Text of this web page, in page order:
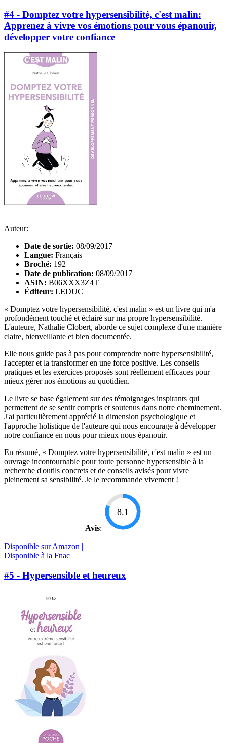
#4 - Domptez votre hypersensibilité, c'est malin:
Apprenez à vivre vos émotions pour vous épanouir,
développer votre confiance
Auteur:
Date de sortie: 08/09/2017
Langue: Français
Broché: 192
Date de publication: 08/09/2017
ASIN: B06XXX3Z4T
Éditeur: LEDUC
« Domptez votre hypersensibilité, c'est malin » est un livre qui m'a
profondément touché et éclairé sur ma propre hypersensibilité.
L'auteure, Nathalie Clobert, aborde ce sujet complexe d'une manière
claire, bienveillante et bien documentée.
Elle nous guide pas à pas pour comprendre notre hypersensibilité,
l'accepter et la transformer en une force positive. Les conseils
pratiques et les exercices proposés sont réellement efficaces pour
mieux gérer nos émotions au quotidien.
Le livre se base également sur des témoignages inspirants qui
permettent de se sentir compris et soutenus dans notre cheminement.
J'ai particulièrement apprécié la dimension psychologique et
l'approche holistique de l'auteure qui nous encourage à développer
notre confiance en nous pour mieux nous épanouir.
En résumé, « Domptez votre hypersensibilité, c'est malin » est un
ouvrage incontournable pour toute personne hypersensible à la
recherche d'outils concrets et de conseils avisés pour vivre
pleinement sa sensibilité. Je le recommande vivement !
Avis:
8.1
Disponible sur Amazon |
Disponible à la Fnac
#5 - Hypersensible et heureux